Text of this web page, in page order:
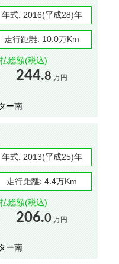
年式: 2016(平成28)年
走行距離: 10.0万Km
総額(税込)
244.8 万円
ー南
年式: 2013(平成25)年
走行距離: 4.4万Km
総額(税込)
206.0 万円
ー南